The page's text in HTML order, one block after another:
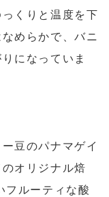
くりと温度を下
めらかで、バニ
になっていま
豆のパナマゲイ
オリジナル焙
フルーティな酸